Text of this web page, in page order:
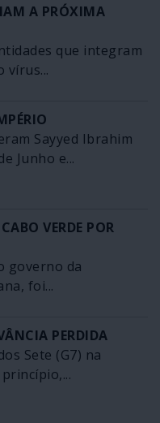
A PRÓXIMA
que integram
vírus...
Sayyed Ibrahim
Junho e...
VERDE POR
governo da
foi...
PERDIDA
Sete (G7) na